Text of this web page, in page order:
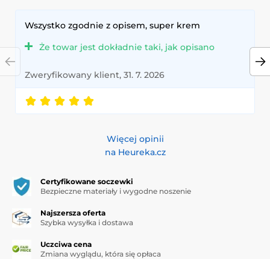
Wszystko zgodnie z opisem, super krem
Że towar jest dokładnie taki, jak opisano
Zweryfikowany klient, 31. 7. 2026
Więcej opinii
na Heureka.cz
Certyfikowane soczewki
Bezpieczne materiały i wygodne noszenie
Najszersza oferta
Szybka wysyłka i dostawa
Uczciwa cena
Zmiana wyglądu, która się opłaca